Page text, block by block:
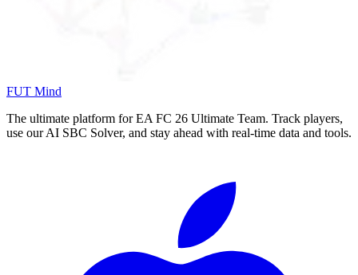
FUT Mind
The ultimate platform for EA FC 26 Ultimate Team. Track players,
use our AI SBC Solver, and stay ahead with real-time data and tools.